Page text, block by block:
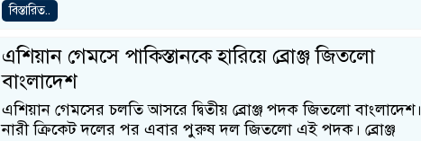
বিস্তারিত..
এশিয়ান গেমসে পাকিস্তানকে হারিয়ে ব্রোঞ্জ জিতলো
বাংলাদেশ
এশিয়ান গেমসের চলতি আসরে দ্বিতীয় ব্রোঞ্জ পদক জিতলো বাংলাদেশ।
নারী ক্রিকেট দলের পর এবার পুরুষ দল জিতলো এই পদক। ব্রোঞ্জ